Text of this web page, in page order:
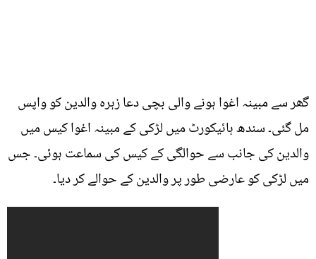
گھر سے مبینہ اغوا ہونے والی بچی دعا زہرہ والدین کو واپس
مل گئی۔ سندھ ہائیکورٹ میں لڑکی کے مبینہ اغوا کیس میں
والدین کی جانب سے حوالگی کے کیس کی سماعت ہوئی۔ جس
میں لڑکی کو عارضی طور پر والدین کے حوالے کر دیا۔